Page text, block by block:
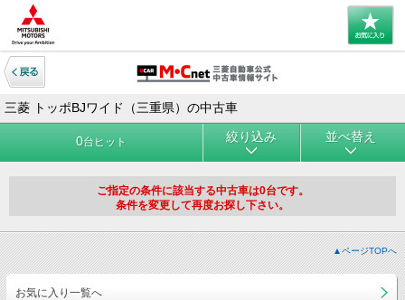
三菱 トッポBJワイド（三重県）の中古車
0台ヒット 絞り込み 並べ替え
ご指定の条件に該当する中古車は0台です。
条件を変更して再度お探し下さい。
▲ページTOPへ
お気に入り一覧へ